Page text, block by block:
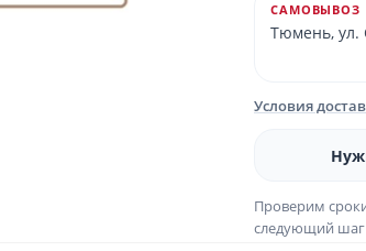
САМОВЫВОЗ
Тюмень, ул.
Условия
Проверим
следующий шаг